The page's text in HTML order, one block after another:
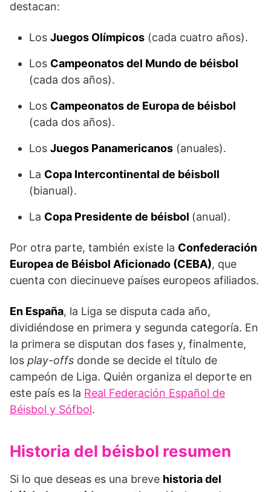
destacan:
Los Juegos Olímpicos (cada cuatro años).
Los Campeonatos del Mundo de béisbol
(cada dos años).
Los Campeonatos de Europa de béisbol
(cada dos años).
Los Juegos Paname­ricanos (anuales).
La Copa Intercontinental de béisboll
(bianual).
La Copa Presidente de béisbol (anual).
Por otra parte, también existe la Confederación
Europea de Béisbol Aficionado (CEBA), que
cuenta con diecinueve países europeos afiliados.
En España, la Liga se disputa cada año,
dividiéndose en primera y segunda categoría. En
la primera se disputan dos fases y, finalmente,
los play-offs donde se decide el título de
campeón de Liga. Quién organiza el deporte en
este país es la Real Federación Español de
Béisbol y Sófbol.
Historia del béisbol resumen
Si lo que deseas es una breve historia del